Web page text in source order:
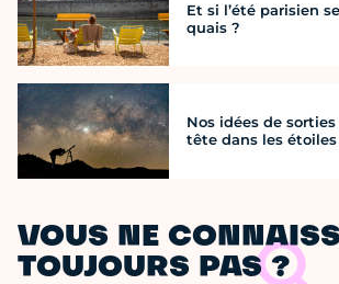
Et si l’été parisien
quais ?
Nos idées de
tête dans les étoiles
VOUS NE
TOUJOURS PAS ?